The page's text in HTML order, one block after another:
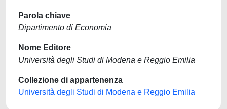
Parola chiave
Dipartimento di Economia
Nome Editore
Università degli Studi di Modena e Reggio Emilia
Collezione di appartenenza
Università degli Studi di Modena e Reggio Emilia